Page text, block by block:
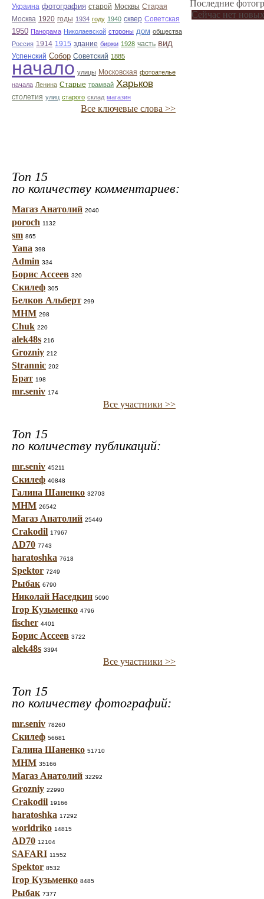
Украина фотография старой Москвы Старая
Москва 1920 годы 1934 году 1940 сквер Советская
1950 Панорама Николаевской стороны дом общества
Россия 1914 1915 здание биржи 1928 часть вид
Успенский Собор Советский 1885
начало улицы Московская фотоателье
начала Ленина Старые трамвай Харьков
столетия улиц старого склад магазин
Все ключевые слова >>
Топ 15
по количеству комментариев:
Магаз Анатолий 2040
poroch 1132
sm 865
Yana 398
Admin 334
Борис Ассеев 320
Скилеф 305
Белков Альберт 299
МНМ 298
Chuk 220
alek48s 216
Grozniy 212
Strannic 202
Брат 198
mr.seniv 174
Все участники >>
Топ 15
по количеству публикаций:
mr.seniv 45211
Скилеф 40848
Галина Шаненко 32703
МНМ 26542
Магаз Анатолий 25449
Crakodil 17967
AD70 7743
haratoshka 7618
Spektor 7249
Рыбак 6790
Николай Наседкин 5090
Ігор Кузьменко 4796
fischer 4401
Борис Ассеев 3722
alek48s 3394
Все участники >>
Топ 15
по количеству фотографий:
mr.seniv 78260
Скилеф 56681
Галина Шаненко 51710
МНМ 35166
Магаз Анатолий 32292
Grozniy 22990
Crakodil 19166
haratoshka 17292
worldriko 14815
AD70 12104
SAFARI 11552
Spektor 8532
Ігор Кузьменко 8485
Рыбак 7377
Последние
Сейчас нет